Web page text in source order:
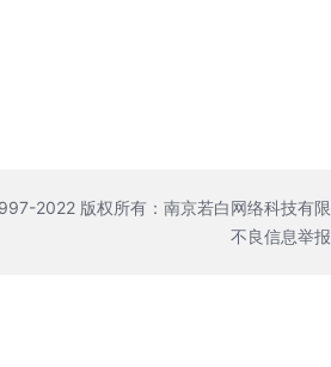
2022 版权所有：南京若白网络科技有
不良信息举